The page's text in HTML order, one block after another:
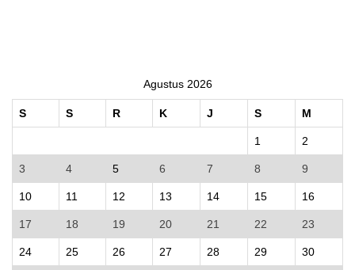
Agustus 2026
S S R K J S M
1 2
3 4 5 6 7 8 9
10 11 12 13 14 15 16
17 18 19 20 21 22 23
24 25 26 27 28 29 30